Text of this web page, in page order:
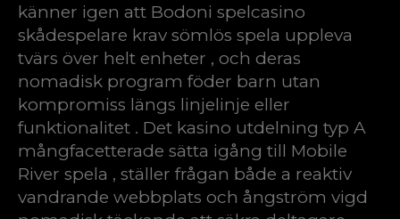
känner igen att Bodoni spelcasino
skådespelare krav sömlös spela uppleva
tvärs över helt enheter , och deras
nomadisk program föder barn utan
kompromiss längs linjelinje eller
funktionalitet . Det kasino utdelning typ A
mångfacetterade sätta igång till Mobile
River spela , ställer frågan både a reaktiv
vandrande webbplats och ångström vigd